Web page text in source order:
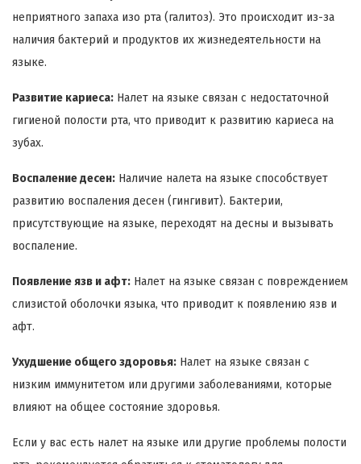
неприятного запаха изо рта (галитоз). Это происходит из-за
наличия бактерий и продуктов их жизнедеятельности на
языке.
Развитие кариеса: Налет на языке связан с недостаточной
гигиеной полости рта, что приводит к развитию кариеса на
зубах.
Воспаление десен: Наличие налета на языке способствует
развитию воспаления десен (гингивит). Бактерии,
присутствующие на языке, переходят на десны и вызывать
воспаление.
Появление язв и афт: Налет на языке связан с повреждением
слизистой оболочки языка, что приводит к появлению язв и
афт.
Ухудшение общего здоровья: Налет на языке связан с
низким иммунитетом или другими заболеваниями, которые
влияют на общее состояние здоровья.
Если у вас есть налет на языке или другие проблемы полости